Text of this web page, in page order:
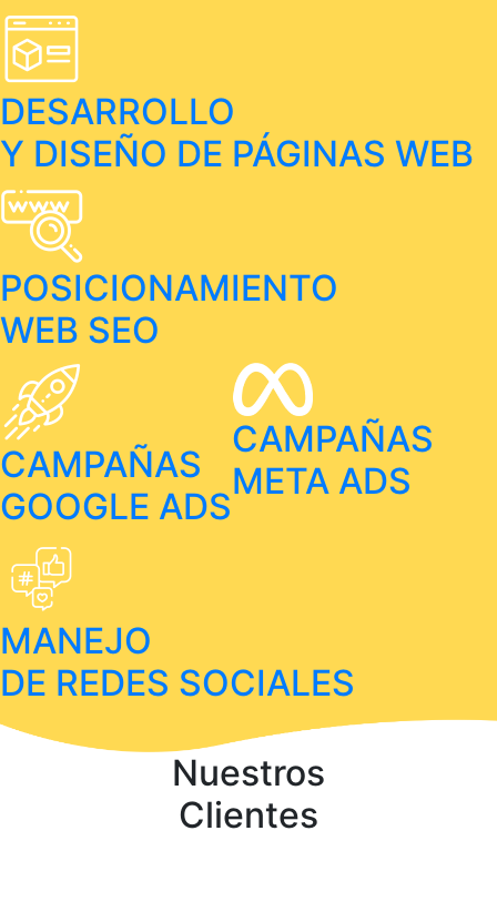
DESARROLLO
Y DISEÑO DE PÁGINAS WEB
POSICIONAMIENTO
WEB SEO
CAMPAÑAS
GOOGLE ADS
CAMPAÑAS
META ADS
MANEJO
DE REDES SOCIALES
Nuestros
Clientes